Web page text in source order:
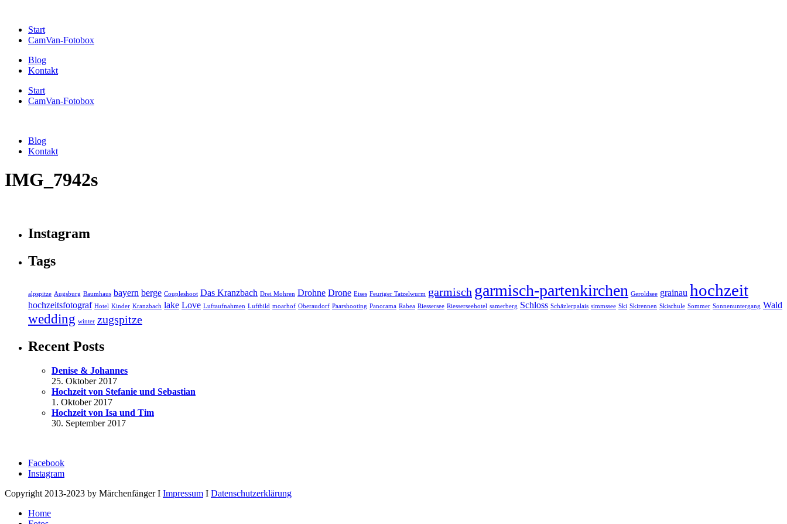
Start
CamVan-Fotobox
Blog
Kontakt
Start
CamVan-Fotobox
Blog
Kontakt
IMG_7942s
Instagram
Tags
alpspitze Augsburg Baumhaus bayern berge Coupleshoot Das Kranzbach Drei Mohren Drohne Drone Eises Feuriger Tatzelwurm garmisch garmisch-partenkirchen Geroldsee grainau hochzeit
hochzeitsfotograf Hotel Kinder Kranzbach lake Love Luftaufnahmen Luftbild moarhof Oberaudorf Paarshooting Panorama Rabea Riessersee Riesserseehotel samerberg Schloss Schäzlerpalais simmssee Ski Skirennen Skischule Sommer Sonnenuntergang Wald
wedding winter zugspitze
Recent Posts
Denise & Johannes
25. Oktober 2017
Hochzeit von Stefanie und Sebastian
1. Oktober 2017
Hochzeit von Isa und Tim
30. September 2017
Facebook
Instagram
Copyright 2013-2023 by Märchenfänger I Impressum I Datenschutzerklärung
Home